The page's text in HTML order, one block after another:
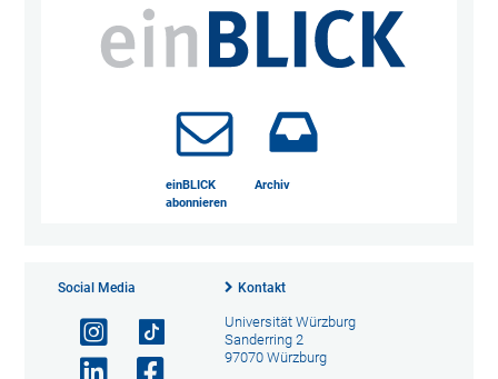
einBLICK
abonnieren
Archiv
Social Media Kontakt
Universität Würzburg
Sanderring 2
97070 Würzburg